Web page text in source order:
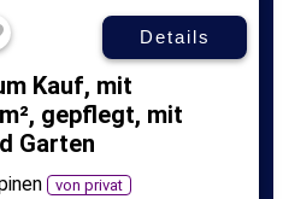
Details
Kauf, mit
gepflegt, mit
Garten
von privat